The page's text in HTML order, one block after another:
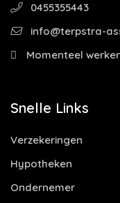
0455355443
info@terpstra-
Momenteel
Snelle Links
Verzekeringen
Hypotheken
Ondernemer